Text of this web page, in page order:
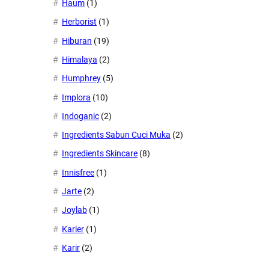
Haum (1)
Herborist (1)
Hiburan (19)
Himalaya (2)
Humphrey (5)
Implora (10)
Indoganic (2)
Ingredients Sabun Cuci Muka (2)
Ingredients Skincare (8)
Innisfree (1)
Jarte (2)
Joylab (1)
Karier (1)
Karir (2)